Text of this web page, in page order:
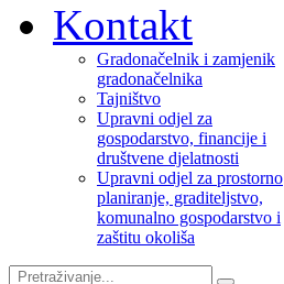
Kontakt
Gradonačelnik i zamjenik
gradonačelnika
Tajništvo
Upravni odjel za
gospodarstvo, financije i
društvene djelatnosti
Upravni odjel za prostorno
planiranje, graditeljstvo,
komunalno gospodarstvo i
zaštitu okoliša